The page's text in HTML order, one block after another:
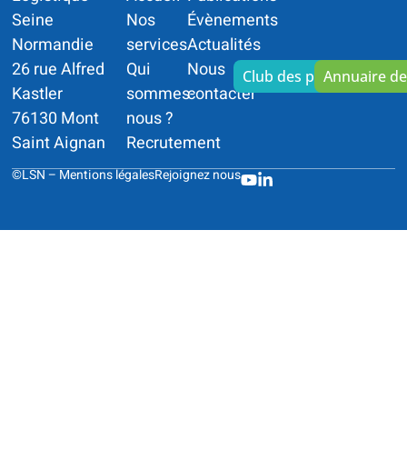
Seine
Normandie
26 rue Alfred
Kastler
76130 Mont
Saint Aignan
Nos
services
Qui
sommes-
nous ?
Recrutement
Évènements
Actualités
Nous
contacter
Club des partenaires
Annuaire
©LSN –Mentions légalesRejoignez nous